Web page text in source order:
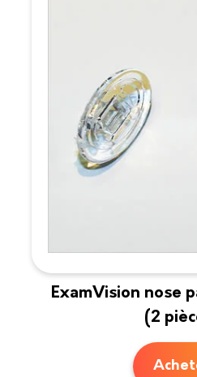
ExamVision nose
(2